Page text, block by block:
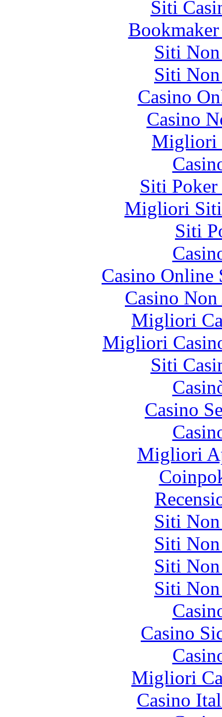
Siti
Siti
Siti
Casino
Casino
Migliori
Siti
Migliori Siti
Siti
Casino
Casino
Migliori
Migliori
Siti
Casino
Migliori
Siti
Siti
Siti
Siti
Casino
Migliori
Casino